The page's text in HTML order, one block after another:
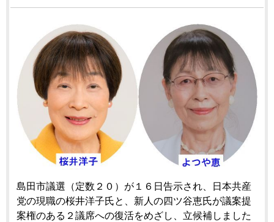
島田市議選（定数２０）が１６日告示され、日本共産
党の現職の桜井洋子氏と、新人の四ツ谷恵氏が議案提
案権のある２議席への復活をめざし、立候補しました